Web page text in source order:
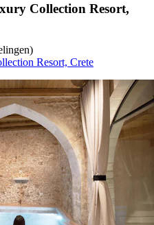
Collection Resort,
Resort, Crete